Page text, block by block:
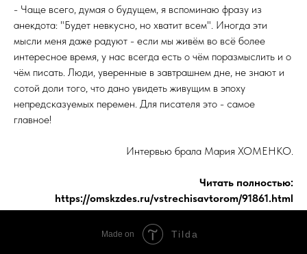
- Чаще всего, думая о будущем, я вспоминаю фразу из
анекдота: "Будет невкусно, но хватит всем". Иногда эти
мысли меня даже радуют - если мы живём во всё более
интересное время, у нас всегда есть о чём поразмыслить и о
чём писать. Люди, уверенные в завтрашнем дне, не знают и
сотой доли того, что дано увидеть живущим в эпоху
непредсказуемых перемен. Для писателя это - самое
главное!
Интервью брала Мария ХОМЕНКО.
Читать полностью:
https://omskzdes.ru/vstrechisavtorom/91861.html
Made on Tilda